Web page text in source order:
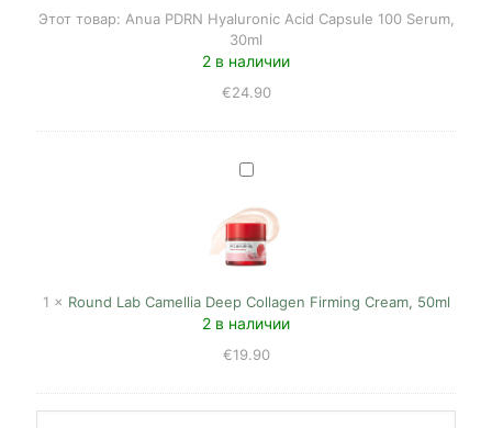
Serum,
30ml
Этот товар: Anua PDRN Hyaluronic Acid Capsule 100 Serum,
30ml
2 в наличии
€24.90
Round
Camellia
Deep
Collagen
Firming
Cream,
1 × Round Lab Camellia Deep Collagen Firming Cream, 50ml
2 в наличии
€19.90